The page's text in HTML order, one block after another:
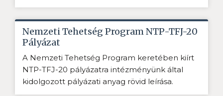
Nemzeti Tehetség Program NTP-TFJ-20
Pályázat
A Nemzeti Tehetség Program keretében kiírt
NTP-TFJ-20 pályázatra intézményünk által
kidolgozott pályázati anyag rövid leírása.